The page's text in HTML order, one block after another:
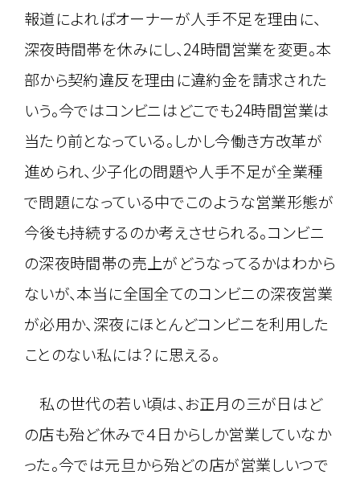
報道によればオーナーが人手不足を理由に、
深夜時間帯を休みにし、24時間営業を変更。本
部から契約違反を理由に違約金を請求された
いう。今ではコンビニはどこでも24時間営業は
当たり前となっている。しかし今働き方改革が
進められ、少子化の問題や人手不足が全業種
で問題になっている中でこのような営業形態が
今後も持続するのか考えさせられる。コンビニ
の深夜時間帯の売上がどうなってるかはわから
ないが、本当に全国全てのコンビニの深夜営業
が必用か、深夜にほとんどコンビニを利用した
ことのない私には？に思える。
私の世代の若い頃は、お正月の三が日はど
の店も殆ど休みで４日からしか営業していなか
った。今では元旦から殆どの店が営業しいつで